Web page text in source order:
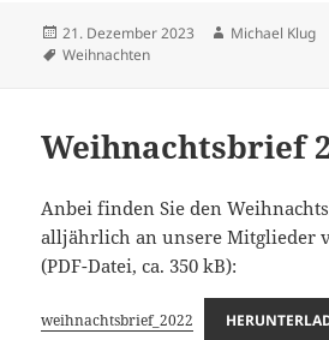
Veröffentlicht
am
21. Dezember 2023 Autor
Michael Klug
Schlagwörter
Weihnachten
Weihnachtsbrief
Anbei finden Sie den
alljährlich an unsere Mitglieder
(PDF-Datei, ca. 350 kB):
weihnachtsbrief_2022